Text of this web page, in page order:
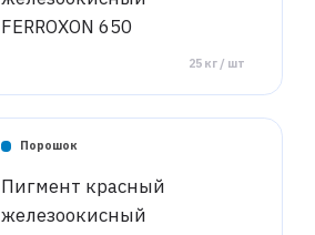
FERROXON 650
25 кг / шт
Порошок
Пигмент красный
железоокисный